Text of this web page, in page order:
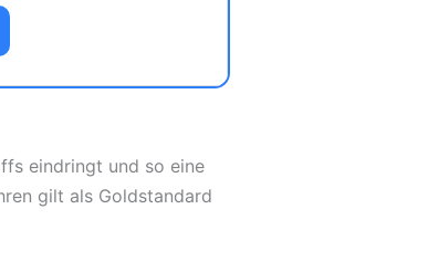
eindringt und so eine
gilt als Goldstandard